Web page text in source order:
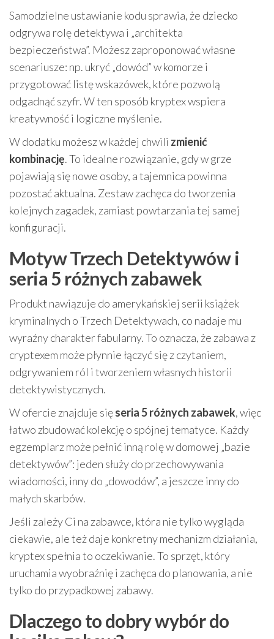
Samodzielne ustawianie kodu sprawia, że dziecko
odgrywa rolę detektywa i „architekta
bezpieczeństwa”. Możesz zaproponować własne
scenariusze: np. ukryć „dowód” w komorze i
przygotować listę wskazówek, które pozwolą
odgadnąć szyfr. W ten sposób kryptex wspiera
kreatywność i logiczne myślenie.
W dodatku możesz w każdej chwili zmienić
kombinację. To idealne rozwiązanie, gdy w grze
pojawiają się nowe osoby, a tajemnica powinna
pozostać aktualna. Zestaw zachęca do tworzenia
kolejnych zagadek, zamiast powtarzania tej samej
konfiguracji.
Motyw Trzech Detektywów i
seria 5 różnych zabawek
Produkt nawiązuje do amerykańskiej serii książek
kryminalnych o Trzech Detektywach, co nadaje mu
wyraźny charakter fabularny. To oznacza, że zabawa z
cryptexem może płynnie łączyć się z czytaniem,
odgrywaniem ról i tworzeniem własnych historii
detektywistycznych.
W ofercie znajduje sięseria 5 różnych zabawek, więc
łatwo zbudować kolekcję o spójnej tematyce. Każdy
egzemplarz może pełnić inną rolę w domowej „bazie
detektywów”: jeden służy do przechowywania
wiadomości, inny do „dowodów”, a jeszcze inny do
małych skarbów.
Jeśli zależy Ci na zabawce, która nie tylko wygląda
ciekawie, ale też daje konkretny mechanizm działania,
kryptex spełnia to oczekiwanie. To sprzęt, który
uruchamia wyobraźnię i zachęca do planowania, a nie
tylko do przypadkowej zabawy.
Dlaczego to dobry wybór do